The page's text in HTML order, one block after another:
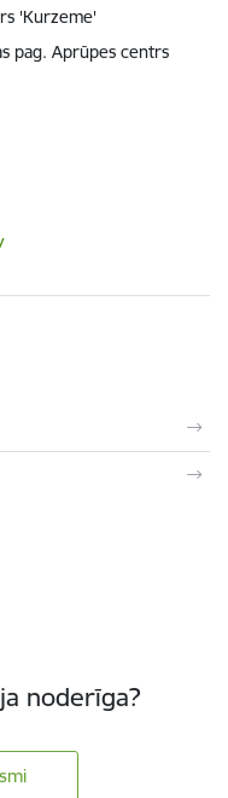
'Kurzeme'
pag. Aprūpes centrs
noderīga?